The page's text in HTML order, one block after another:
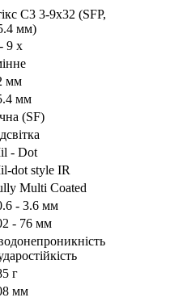
C3 3-9x32 (SFP,
мм)
9 x
мм
мм
(SF)
- Dot
dot style IR
Multi Coated
- 3.6 мм
- 76 мм
г
мм